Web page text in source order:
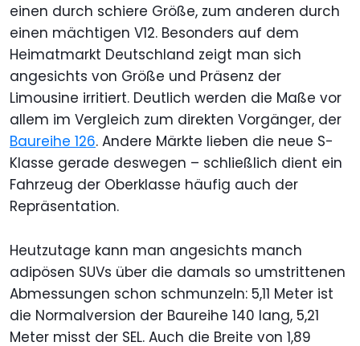
einen durch schiere Größe, zum anderen durch
einen mächtigen V12. Besonders auf dem
Heimatmarkt Deutschland zeigt man sich
angesichts von Größe und Präsenz der
Limousine irritiert. Deutlich werden die Maße vor
allem im Vergleich zum direkten Vorgänger, der
Baureihe 126. Andere Märkte lieben die neue S-
Klasse gerade deswegen – schließlich dient ein
Fahrzeug der Oberklasse häufig auch der
Repräsentation.
Heutzutage kann man angesichts manch
adipösen SUVs über die damals so umstrittenen
Abmessungen schon schmunzeln: 5,11 Meter ist
die Normalversion der Baureihe 140 lang, 5,21
Meter misst der SEL. Auch die Breite von 1,89